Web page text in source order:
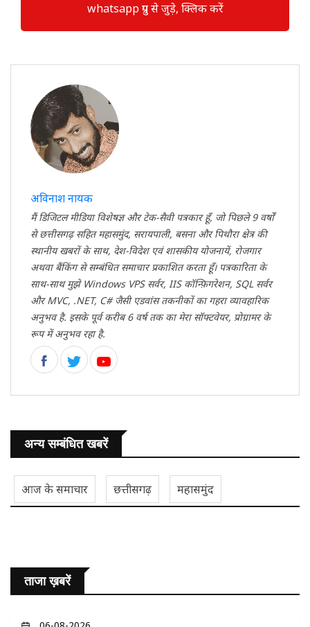
whatsapp ग्रुप से जुड़े, क्लिक करें
अविनाश नायक
मैं डिजिटल मीडिया विशेषज्ञ और टेक-सैवी पत्रकार हूँ, जो पिछले 9 वर्षों
से छत्तीसगढ़ सहित महासमुंद, सरायपाली, बसना और पिथौरा क्षेत्र की
स्थानीय खबरों के साथ, देश-विदेश एवं शासकीय योजनायें, रोजगार
अथवा बैंकिंग से सम्बंधित समाचार प्रकाशित करता हूँ। पत्रकारिता के
साथ-साथ मुझे Windows VPS सर्वर, IIS कॉन्फ़िगरेशन, SQL सर्वर
और MVC, .NET, C# जैसी एडवांस तकनीकों का गहरा व्यावहारिक
अनुभव है. इसके पूर्व करीब 6 वर्ष तक का मेरा सॉफ्टवेयर, प्रोग्रामर के
रूप में अनुभव रहा है.
अन्य सम्बंधित खबरें
आज के समाचार छत्तीसगढ़ महासमुंद
ताजा ख़बरें